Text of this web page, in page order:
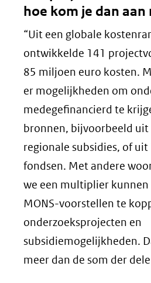
hoe kom je dan aan
“Uit een globale
ontwikkelde 141
85 miljoen euro kosten.
er mogelijkheden om
medegefinancierd te
bronnen, bijvoorbeeld uit
regionale subsidies, of
fondsen. Met andere
we een multiplier kunnen
MONS-voorstellen te
onderzoeksprojecten en
subsidiemogelijkheden.
meer dan de som der